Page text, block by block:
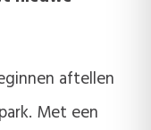
aftellen
Met een